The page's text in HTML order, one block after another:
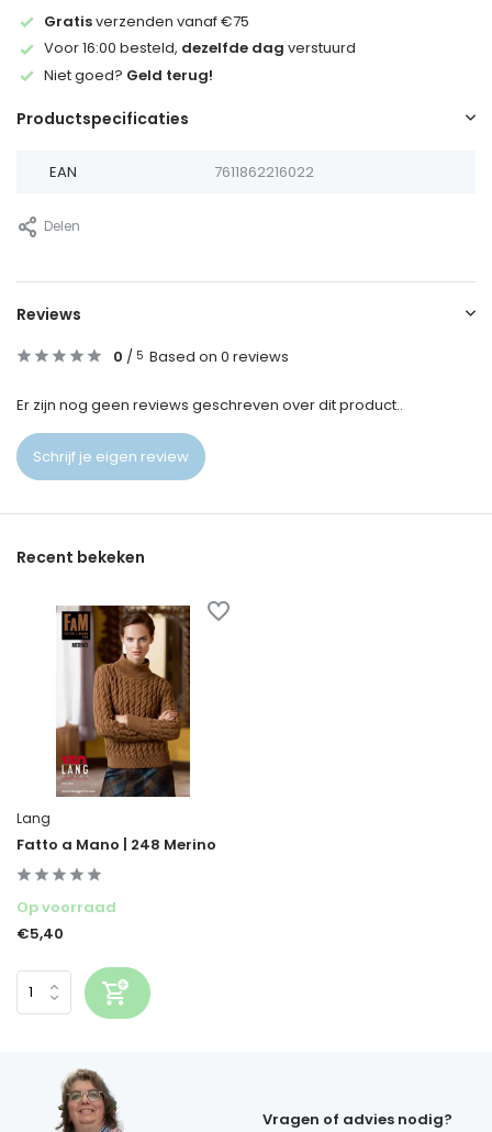
Gratisverzenden vanaf €75
Voor 16:00 besteld, dezelfde dag verstuurd
Niet goed? Geld terug!
Productspecificaties
EAN 7611862216022
Delen
Reviews
0 / 5 Based on 0 reviews
Er zijn nog geen reviews geschreven over dit product..
Schrijf je eigen review
Recent bekeken
Lang
Fatto a Mano | 248 Merino
Op voorraad
€5,40
Vragen of advies nodig?